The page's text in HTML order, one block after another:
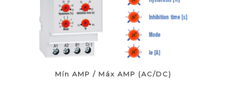
Mín AMP / Máx AMP (AC/DC)